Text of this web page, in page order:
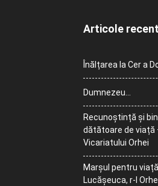
Articole
Înălțarea la Cer a
Dumnezeu…
Recunoștință și
dătătoare de viață
Vicariatului Orhei
Marșul pentru
Lucășeuca, r-l